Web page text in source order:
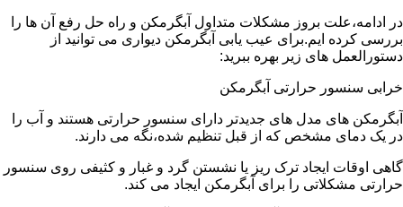
در ادامه،علت بروز مشکلات متداول آبگرمکن و راه حل رفع آن ها را
بررسی کرده ایم.برای عیب یابی آبگرمکن دیواری می توانید از
دستورالعمل های زیر بهره ببرید:
خرابی سنسور حرارتی آبگرمکن
آبگرمکن های مدل های جدیدتر دارای سنسور حرارتی هستند و آب را
در یک دمای مشخص که از قبل تنظیم شده،نگه می دارند.
گاهی اوقات ایجاد ترک ریز یا نشستن گرد و غبار و کثیفی روی سنسور
حرارتی مشکلاتی را برای آبگرمکن ایجاد می کند.